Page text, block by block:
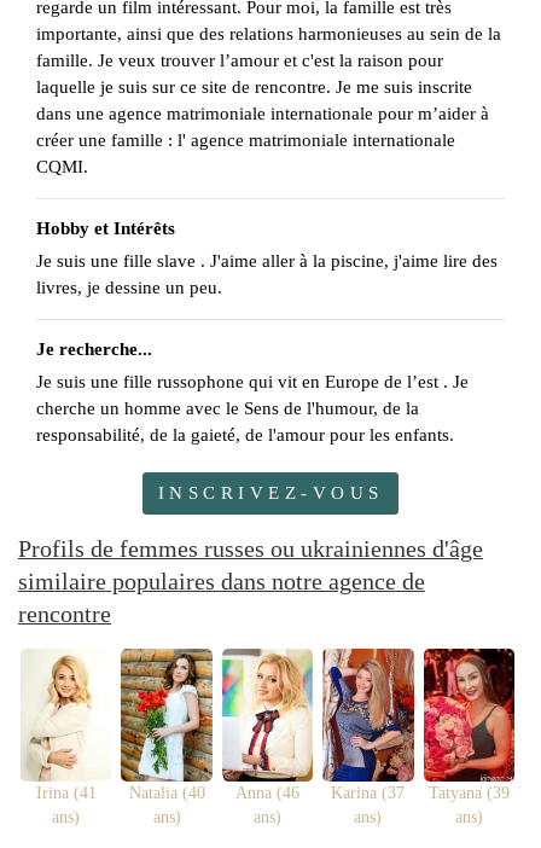
regarde un film intéressant. Pour moi, la famille est très
importante, ainsi que des relations harmonieuses au sein de la
famille. Je veux trouver l’amour et c'est la raison pour
laquelle je suis sur ce site de rencontre. Je me suis inscrite
dans une agence matrimoniale internationale pour m’aider à
créer une famille : l' agence matrimoniale internationale
CQMI.
Hobby et Intérêts
Je suis une fille slave . J'aime aller à la piscine, j'aime lire des
livres, je dessine un peu.
Je recherche...
Je suis une fille russophone qui vit en Europe de l’est . Je
cherche un homme avec le Sens de l'humour, de la
responsabilité, de la gaieté, de l'amour pour les enfants.
INSCRIVEZ-VOUS
Profils de femmes russes ou ukrainiennes d'âge
similaire populaires dans notre agence de
rencontre
Irina (41
ans)
Natalia (40
ans)
Anna (46
ans)
Karina (37
ans)
Tatyana (39
ans)